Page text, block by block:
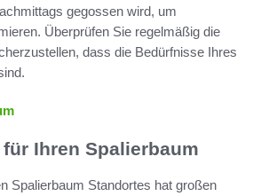
gegossen wird, um
Überprüfen Sie regelmäßig die
dass die Bedürfnisse Ihres
Ihren Spalierbaum
Spalierbaum Standortes hat großen